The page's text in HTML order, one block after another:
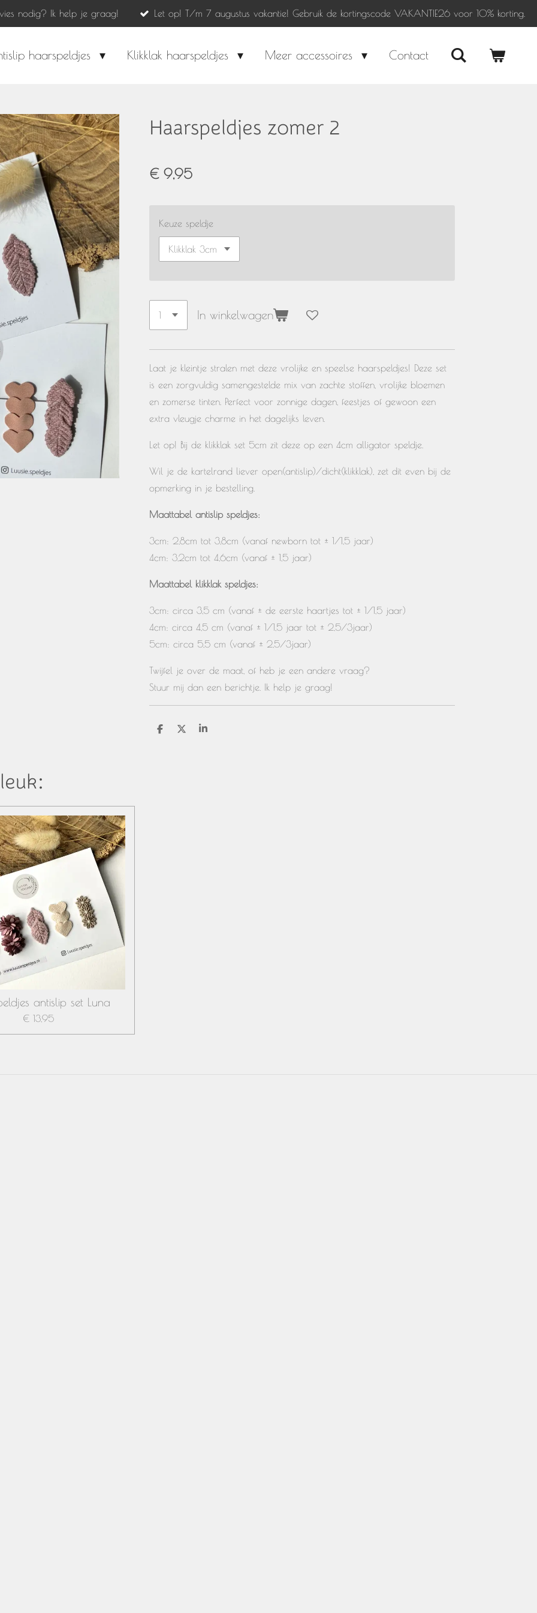
nodig? Ik help je graag! Let op! T/m 7 augustus vakantie! Gebruik de kortingscode VAKANTIE26 voor 10% korting.
haarspeldjes Klikklak haarspeldjes Meer accessoires Contact
Haarspeldjes zomer 2
€ 9,95
Keuze speldje
In winkelwagen
Laat je kleintje stralen met deze vrolijke en speelse haarspeldjes! Deze set
is een zorgvuldig samengestelde mix van zachte stoffen, vrolijke bloemen
en zomerse tinten. Perfect voor zonnige dagen, feestjes of gewoon een
extra vleugje charme in het dagelijks leven.
Let op! Bij de klikklak set 5cm zit deze op een 4cm alligator speldje.
Wil je de kartelrand liever open(antislip)/dicht(klikklak), zet dit even bij de
opmerking in je bestelling.
Maattabel antislip speldjes:
3cm: 2,8cm tot 3,8cm (vanaf newborn tot ± 1/1,5 jaar)
4cm: 3,2cm tot 4,6cm (vanaf ± 1,5 jaar)
Maattabel klikklak speldjes:
3cm: circa 3,5 cm (vanaf ± de eerste haartjes tot ± 1/1,5 jaar)
4cm: circa 4,5 cm (vanaf ± 1/1,5 jaar tot ± 2,5/3jaar)
5cm: circa 5,5 cm (vanaf ± 2,5/3jaar)
Twijfel je over de maat, of heb je een andere vraag?
Stuur mij dan een berichtje. Ik help je graag!
D
D
S
antislip set Luna
€ 13,95